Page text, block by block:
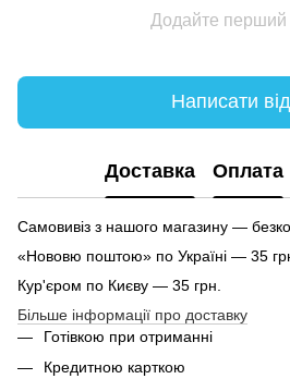
Додайте перший
Написати
Доставка Оплата
Самовивіз з нашого магазину —
«Нововю поштою» по Україні — 35
Кур'єром по Києву — 35 грн.
Більше інформації про доставку
Готівкою при отриманні
Кредитною карткою